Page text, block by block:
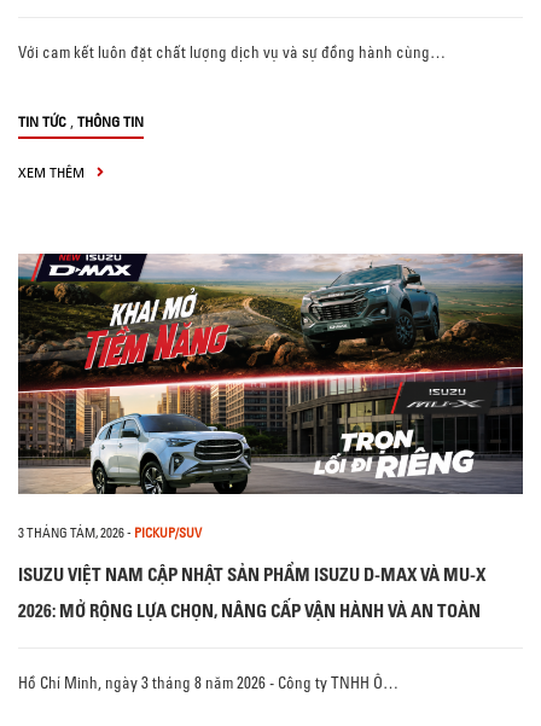
Với cam kết luôn đặt chất lượng dịch vụ và sự đồng hành cùng…
TIN TỨC , THÔNG TIN
XEM THÊM
3 THÁNG TÁM, 2026- PICKUP/SUV
ISUZU VIỆT NAM CẬP NHẬT SẢN PHẨM ISUZU D-MAX VÀ MU-X
2026: MỞ RỘNG LỰA CHỌN, NÂNG CẤP VẬN HÀNH VÀ AN TOÀN
Hồ Chí Minh, ngày 3 tháng 8 năm 2026 - Công ty TNHH Ô…